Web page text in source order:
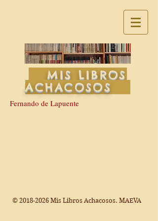
MIS LIBROS
ACHACOSOS
Fernando de Lapuente
© 2018-2026 Mis Libros Achacosos. MAEVA